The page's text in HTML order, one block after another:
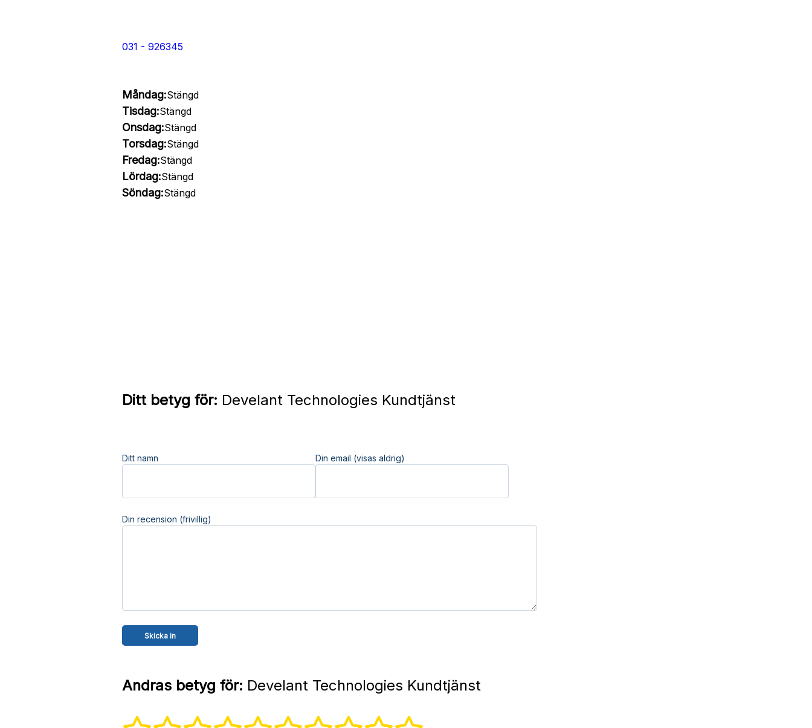
031 - 926345
Måndag:Stängd
Tisdag:Stängd
Onsdag:Stängd
Torsdag:Stängd
Fredag:Stängd
Lördag:Stängd
Söndag:Stängd
Ditt betyg för: Develant Technologies Kundtjänst
Ditt namn Din email (visas aldrig)
Din recension (frivillig)
Andras betyg för: Develant Technologies Kundtjänst